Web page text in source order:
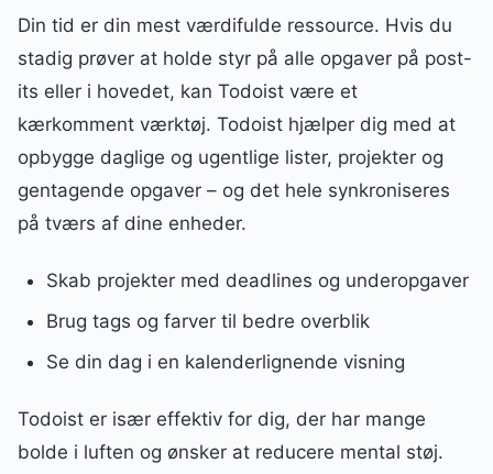
Din tid er din mest værdifulde ressource. Hvis du
stadig prøver at holde styr på alle opgaver på post-
its eller i hovedet, kan Todoist være et
kærkomment værktøj. Todoist hjælper dig med at
opbygge daglige og ugentlige lister, projekter og
gentagende opgaver – og det hele synkroniseres
på tværs af dine enheder.
Skab projekter med deadlines og underopgaver
Brug tags og farver til bedre overblik
Se din dag i en kalenderlignende visning
Todoist er især effektiv for dig, der har mange
bolde i luften og ønsker at reducere mental støj.